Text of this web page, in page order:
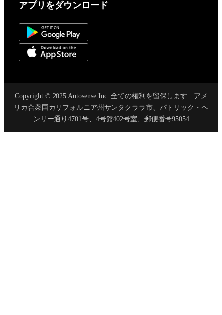
アプリをダウンロード
Copyright © 2025 Autosense Inc. 全ての権利を留保します · アメ
リカ合衆国カリフォルニア州サンタクララ市、パトリック・ヘ
ンリー通り4701号、4号館402号室、郵便番号95054